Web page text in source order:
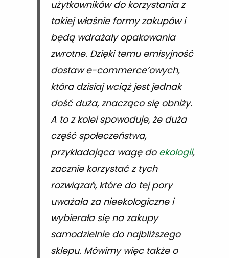
użytkowników do korzystania z
takiej właśnie formy zakupów i
będą wdrażały opakowania
zwrotne. Dzięki temu emisyjność
dostaw e-commerce’owych,
która dzisiaj wciąż jest jednak
dość duża, znacząco się obniży.
A to z kolei spowoduje, że duża
część społeczeństwa,
przykładająca wagę do ekologii,
zacznie korzystać z tych
rozwiązań, które do tej pory
uważała za nieekologiczne i
wybierała się na zakupy
samodzielnie do najbliższego
sklepu. Mówimy więc także o